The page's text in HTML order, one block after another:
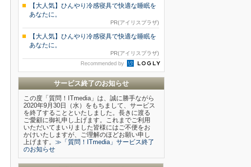
【大人気】ひんやり冷感寝具で快適な睡眠を
あなたに。
PR(アイリスプラザ)
【大人気】ひんやり冷感寝具で快適な睡眠を
あなたに。
PR(アイリスプラザ)
Recommended by
サービス終了のお知らせ
この度「質問！ITmedia」は、誠に勝手ながら
2020年9月30日（水）をもちまして、サービス
を終了することといたしました。長きに渡る
ご愛顧に御礼申し上げます。これまでご利用
いただいてまいりました皆様にはご不便をお
かけいたしますが、ご理解のほどお願い申し
上げます。 ≫「質問！ITmedia」サービス終了
のお知らせ